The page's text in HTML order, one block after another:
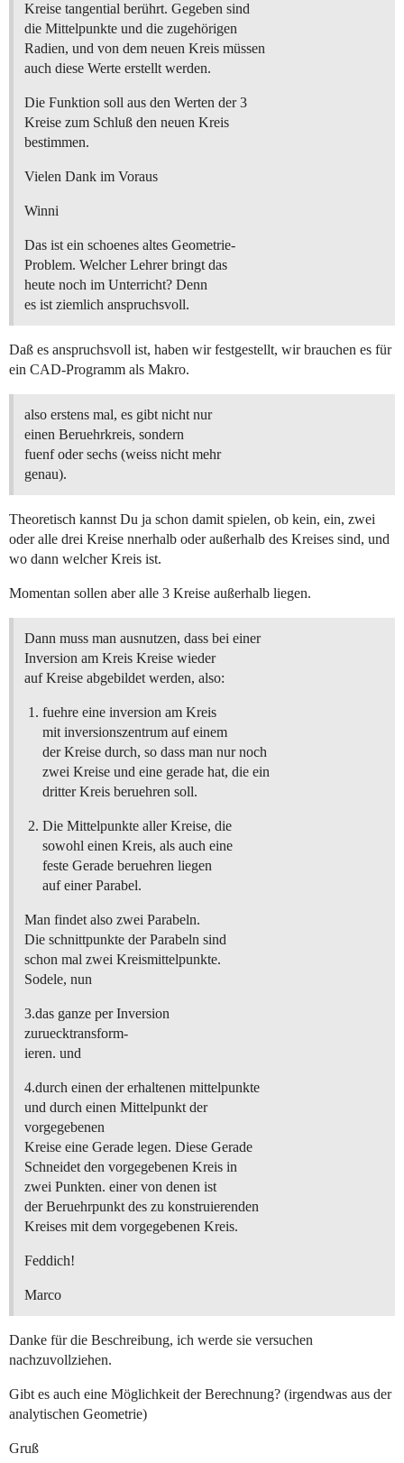
Kreise tangential berührt. Gegeben sind
die Mittelpunkte und die zugehörigen
Radien, und von dem neuen Kreis müssen
auch diese Werte erstellt werden.
Die Funktion soll aus den Werten der 3
Kreise zum Schluß den neuen Kreis
bestimmen.
Vielen Dank im Voraus
Winni
Das ist ein schoenes altes Geometrie-
Problem. Welcher Lehrer bringt das
heute noch im Unterricht? Denn
es ist ziemlich anspruchsvoll.
Daß es anspruchsvoll ist, haben wir festgestellt, wir brauchen es für
ein CAD-Programm als Makro.
also erstens mal, es gibt nicht nur
einen Beruehrkreis, sondern
fuenf oder sechs (weiss nicht mehr
genau).
Theoretisch kannst Du ja schon damit spielen, ob kein, ein, zwei
oder alle drei Kreise nnerhalb oder außerhalb des Kreises sind, und
wo dann welcher Kreis ist.
Momentan sollen aber alle 3 Kreise außerhalb liegen.
Dann muss man ausnutzen, dass bei einer
Inversion am Kreis Kreise wieder
auf Kreise abgebildet werden, also:
fuehre eine inversion am Kreis
mit inversionszentrum auf einem
der Kreise durch, so dass man nur noch
zwei Kreise und eine gerade hat, die ein
dritter Kreis beruehren soll.
Die Mittelpunkte aller Kreise, die
sowohl einen Kreis, als auch eine
feste Gerade beruehren liegen
auf einer Parabel.
Man findet also zwei Parabeln.
Die schnittpunkte der Parabeln sind
schon mal zwei Kreismittelpunkte.
Sodele, nun
3.das ganze per Inversion
zuruecktransform-
ieren. und
4.durch einen der erhaltenen mittelpunkte
und durch einen Mittelpunkt der
vorgegebenen
Kreise eine Gerade legen. Diese Gerade
Schneidet den vorgegebenen Kreis in
zwei Punkten. einer von denen ist
der Beruehrpunkt des zu konstruierenden
Kreises mit dem vorgegebenen Kreis.
Feddich!
Marco
Danke für die Beschreibung, ich werde sie versuchen
nachzuvollziehen.
Gibt es auch eine Möglichkeit der Berechnung? (irgendwas aus der
analytischen Geometrie)
Gruß